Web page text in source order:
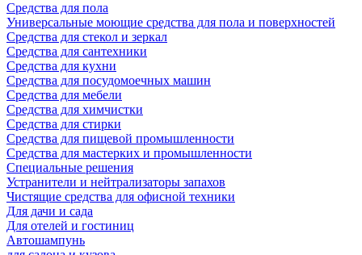
Средства для пола
Универсальные моющие средства для пола и поверхностей
Средства для стекол и зеркал
Средства для сантехники
Средства для кухни
Средства для посудомоечных машин
Средства для мебели
Средства для химчистки
Средства для стирки
Средства для пищевой промышленности
Средства для мастерких и промышленности
Специальные решения
Устранители и нейтрализаторы запахов
Чистящие средства для офисной техники
Для дачи и сада
Для отелей и гостиниц
Автошампунь